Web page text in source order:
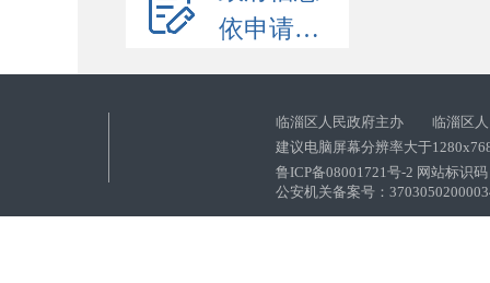
依申请公开
临淄区人民政府主办 临淄区人
建议电脑屏幕分辨率大于
鲁ICP备08001721号-2 网站标识
公安机关备案号：